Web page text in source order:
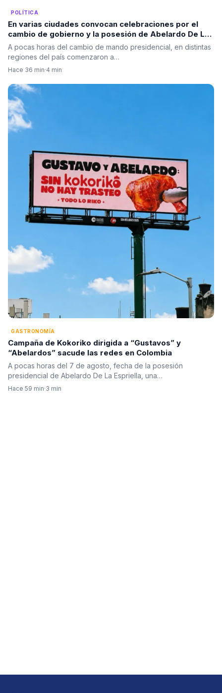
POLÍTICA
En varias ciudades convocan celebraciones por el
cambio de gobierno y la posesión de Abelardo De La
Espriella
A pocas horas del cambio de mando presidencial, en distintas
regiones del país comenzaron a…
Hace 36 min·4 min
GASTRONOMÍA
Campaña de Kokoriko dirigida a “Gustavos” y
“Abelardos” sacude las redes en Colombia
A pocas horas del 7 de agosto, fecha de la posesión
presidencial de Abelardo De La Espriella, una…
Hace 59 min·3 min